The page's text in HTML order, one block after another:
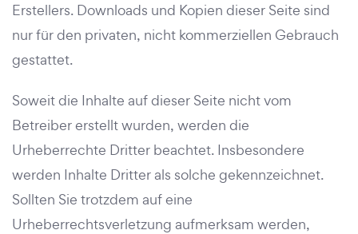
Erstellers. Downloads und Kopien dieser Seite sind
nur für den privaten, nicht kommerziellen Gebrauch
gestattet.
Soweit die Inhalte auf dieser Seite nicht vom
Betreiber erstellt wurden, werden die
Urheberrechte Dritter beachtet. Insbesondere
werden Inhalte Dritter als solche gekennzeichnet.
Sollten Sie trotzdem auf eine
Urheberrechtsverletzung aufmerksam werden,